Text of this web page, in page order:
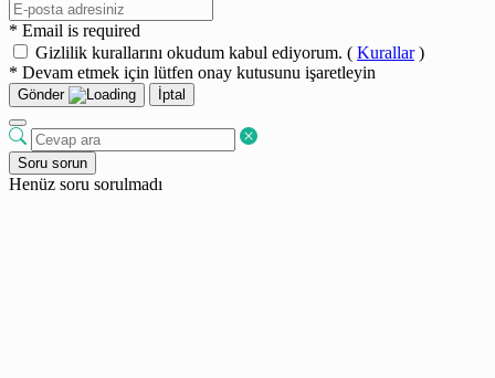
* Email is required
Gizlilik kurallarını okudum kabul ediyorum. ( Kurallar)
* Devam etmek için lütfen onay kutusunu işaretleyin
Gönder İptal
Soru sorun
Henüz soru sorulmadı